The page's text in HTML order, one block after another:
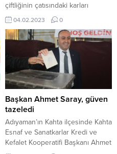
çiftliğinin çatısındaki karları
temizleyen besici düştü. Alınan
bilgiye göre olay, öğle saatlerinde
ilçeye bağlı Çataltepe Köyü’nde
meydana geldi. Hayvan çiftliğinde
besicilik yapan Sezgin Aydın (43),
çiftlikte çatı katına biriken karı
temizlediği esnada ayağı kayarak
yere düştü. Aydın’ın düştüğünü
görenlerin ihbarıyla olay yerine
gelen...
04.02.2023 0
Başkan Ahmet Saray, güven
tazeledi
Adıyaman’ın Kahta ilçesinde Kahta
Esnaf ve Sanatkarlar Kredi ve
Kefalet Kooperatifi Başkanı Ahmet